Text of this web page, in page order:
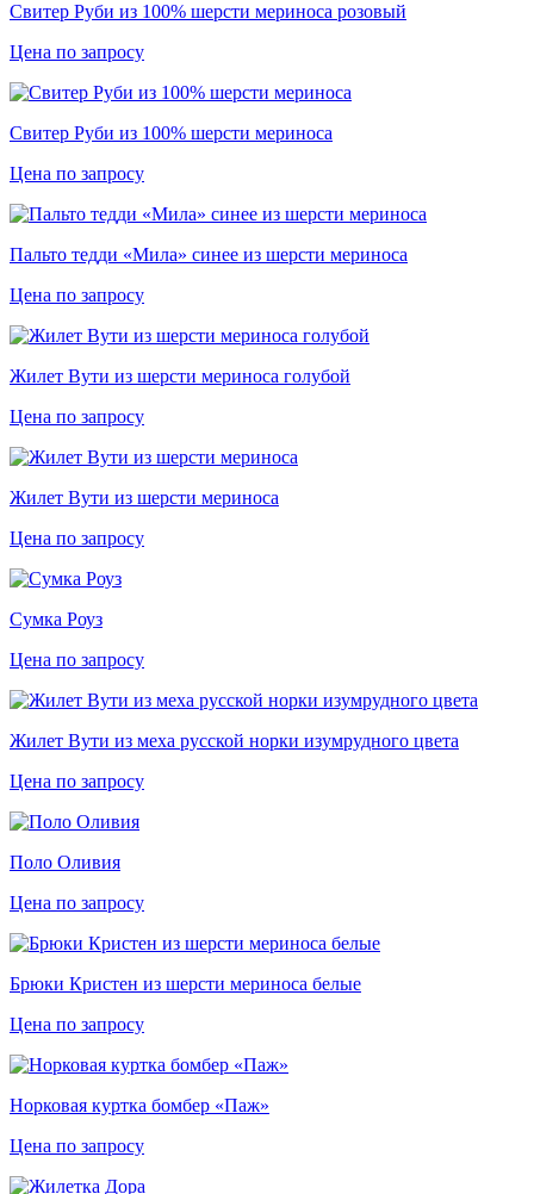
Свитер Руби из 100% шерсти мериноса розовый
Цена по запросу
Свитер Руби из 100% шерсти мериноса
Цена по запросу
Пальто тедди «Мила» синее из шерсти мериноса
Цена по запросу
Жилет Вути из шерсти мериноса голубой
Цена по запросу
Жилет Вути из шерсти мериноса
Цена по запросу
Сумка Роуз
Цена по запросу
Жилет Вути из меха русской норки изумрудного цвета
Цена по запросу
Поло Оливия
Цена по запросу
Брюки Кристен из шерсти мериноса белые
Цена по запросу
Норковая куртка бомбер «Паж»
Цена по запросу